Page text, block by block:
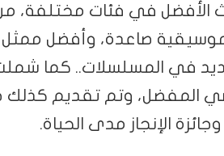
الأفضل في فئات مختلفة،
صاعدة، وأفضل ممثل
في المسلسلات.. كما شملت
المفضل، وتم تقديم كذلك
الإنجاز مدى الحياة.